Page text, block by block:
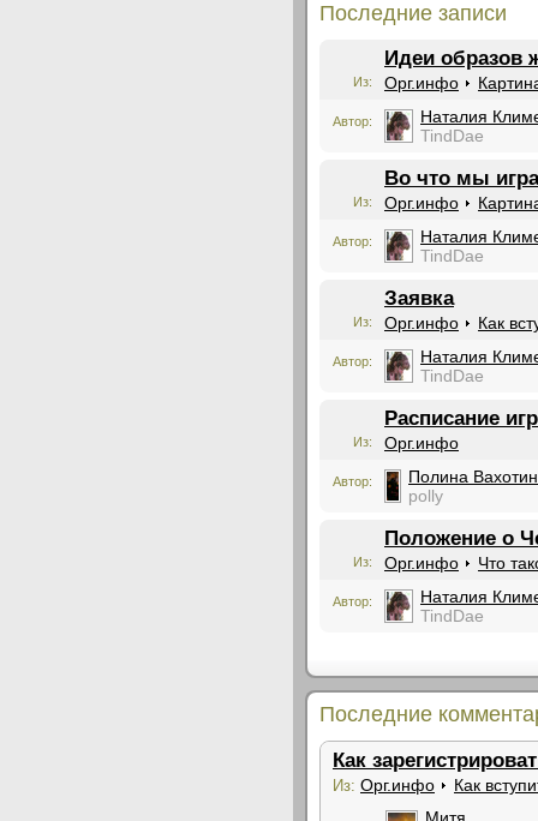
Последние записи
Идеи образов
Из: Орг.инфо
Автор:
Наталия
TindDae
Во что мы
Из: Орг.инфо
Автор:
Наталия
TindDae
Заявка
Из: Орг.инфо Как
Автор:
Наталия
TindDae
Расписание игр
Из: Орг.инфо
Автор:
Полина
polly
Положение о
Из: Орг.инфо Что
Автор:
Наталия
TindDae
Последние
Как
Из: Орг.инфо
Как